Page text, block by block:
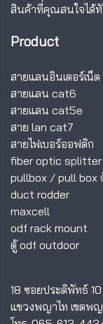
สินค้าที่คุณสนใจได้
Product
สายแลนอินเตอร์เน็ต
สายแลน cat6
สายแลน cat5e
สาย lan cat7
สายไฟเบอร์ออฟติก
fiber optic splitter
pullbox / pull box
duct rodder
maxcell
odf rack mount
ตู้ odf outdoor
18 ซอยประดิพัทธ์
แขวงพญาไท เขตพ